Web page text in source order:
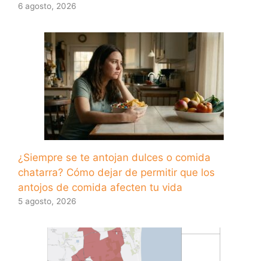
6 agosto, 2026
¿Siempre se te antojan dulces o comida
chatarra? Cómo dejar de permitir que los
antojos de comida afecten tu vida
5 agosto, 2026